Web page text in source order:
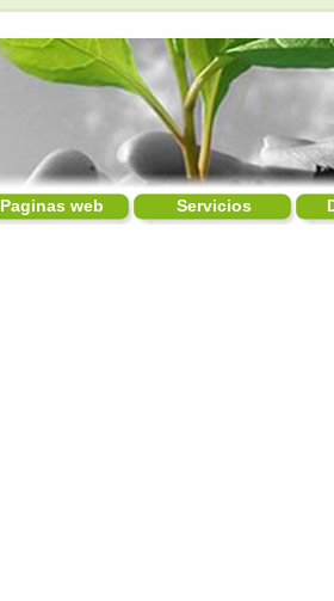
Paginas web Servicios